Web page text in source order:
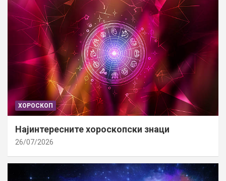
ХОРОСКОП
Најинтересните хороскопски знаци
26/07/2026